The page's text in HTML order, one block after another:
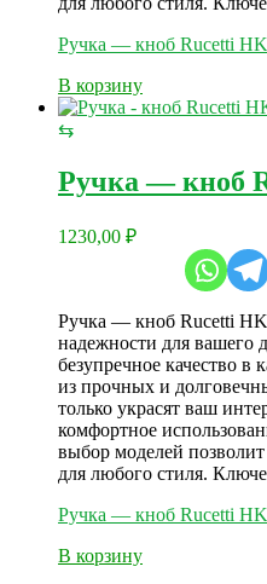
Ручка — кноб Rucetti
В корзину
⇆
Ручка — кноб
1230,00 ₽
Ручка — кноб Rucetti
надежности для вашего
безупречное качество в
из прочных и
только украсят ваш
комфортное
выбор моделей
для любого стиля.
Ручка — кноб Rucetti
В корзину